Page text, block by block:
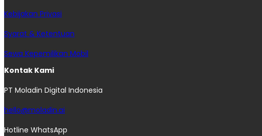
Kebijakan Privasi
Syarat & Ketentuan
Sewa Kepemilikan Mobil
Kontak Kami
PT Moladin Digital Indonesia
hello@moladin.ai
Hotline WhatsApp